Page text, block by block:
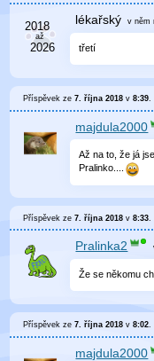
lékařský v něm
třetí
Příspěvek ze7. října 2018 v8:39
majdula2000
Až na to, že já
Pralinko....
Příspěvek ze7. října 2018 v8:33
Pralinka2
Že se někomu
Příspěvek ze7. října 2018 v8:02
majdula2000